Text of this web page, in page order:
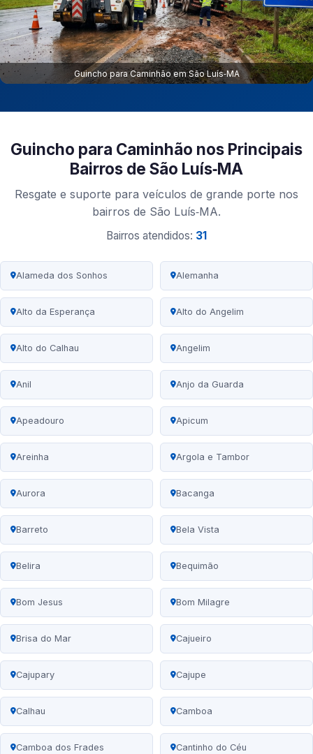
Guincho para Caminhão em São Luís‑MA
Guincho para Caminhão nos Principais
Bairros de São Luís‑MA
Resgate e suporte para veículos de grande porte nos
bairros de São Luís‑MA.
Bairros atendidos: 31
Alameda dos Sonhos Alemanha
Alto da Esperança Alto do Angelim
Alto do Calhau Angelim
Anil Anjo da Guarda
Apeadouro Apicum
Areinha Argola e Tambor
Aurora Bacanga
Barreto Bela Vista
Belira Bequimão
Bom Jesus Bom Milagre
Brisa do Mar Cajueiro
Cajupary Cajupe
Calhau Camboa
Camboa dos Frades Cantinho do Céu